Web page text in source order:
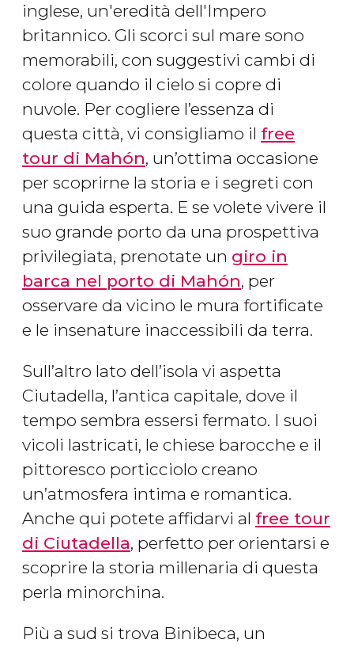
inglese, un'eredità dell'Impero
britannico. Gli scorci sul mare sono
memorabili, con suggestivi cambi di
colore quando il cielo si copre di
nuvole. Per cogliere l’essenza di
questa città, vi consigliamo il free
tour di Mahón, un’ottima occasione
per scoprirne la storia e i segreti con
una guida esperta. E se volete vivere il
suo grande porto da una prospettiva
privilegiata, prenotate un giro in
barca nel porto di Mahón, per
osservare da vicino le mura fortificate
e le insenature inaccessibili da terra.
Sull’altro lato dell’isola vi aspetta
Ciutadella, l’antica capitale, dove il
tempo sembra essersi fermato. I suoi
vicoli lastricati, le chiese barocche e il
pittoresco porticciolo creano
un’atmosfera intima e romantica.
Anche qui potete affidarvi al free tour
di Ciutadella, perfetto per orientarsi e
scoprire la storia millenaria di questa
perla minorchina.
Più a sud si trova Binibeca, un